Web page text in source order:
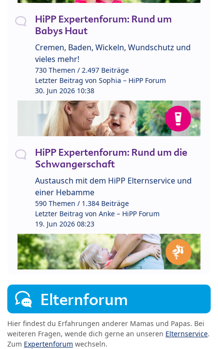
HiPP Expertenforum: Rund um
Babys Haut
Cremen, Baden, Wickeln, Wundschutz und
vieles mehr!
730 Themen / 2.497 Beiträge
Letzter Beitrag von Sophia – HiPP Forum
30. Jun 2026 10:38
HiPP Expertenforum: Rund um die
Schwangerschaft
Austausch mit dem HiPP Elternservice und
einer Hebamme
590 Themen / 1.384 Beiträge
Letzter Beitrag von Anke – HiPP Forum
19. Jun 2026 08:23
Elternforum
Hier findest du Erfahrungen anderer Mamas und Papas. Bei
weiteren Fragen, wende dich gerne an unseren Elternservice.
Zum Expertenforum wechseln.